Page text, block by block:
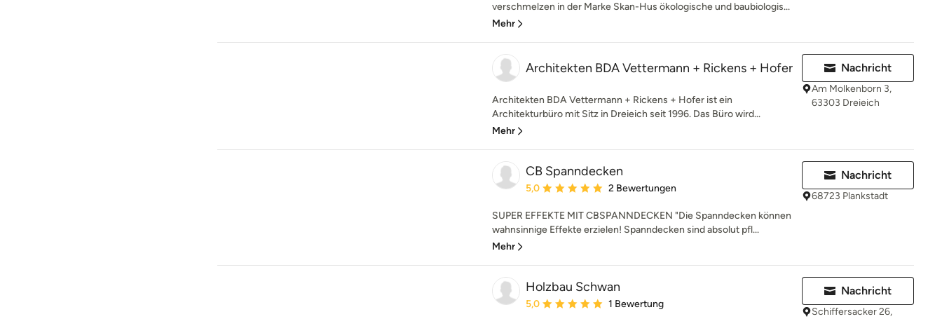
verschmelzen in der Marke Skan-Hus ökologische und baubiologis...
Mehr
Architekten BDA Vettermann + Rickens + Hofer
Architekten BDA Vettermann + Rickens + Hofer ist ein
Architekturbüro mit Sitz in Dreieich seit 1996. Das Büro wird...
Mehr
Nachricht
Am Molkenborn 3,
63303 Dreieich
CB Spanndecken
Durchschnittliche Bewertung: 5 von 5 Sternen
5,0 2 Bewertungen
SUPER EFFEKTE MIT CBSPANNDECKEN "Die Spanndecken können
wahnsinnige Effekte erzielen! Spanndecken sind absolut pfl...
Mehr
Nachricht
68723 Plankstadt
Holzbau Schwan
Durchschnittliche Bewertung: 5 von 5 Sternen
5,0 1 Bewertung
Nachricht
Schiffersacker 26,